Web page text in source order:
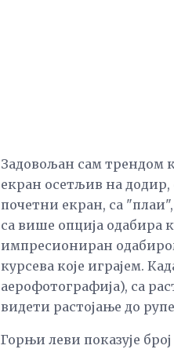
Задовољан сам трендом
екран осетљив на додир,
почетни екран, са
са више опција одабира
импресиониран
курсева које играјем.
аерофотографија), са
видети растојање до
Горњи леви показује